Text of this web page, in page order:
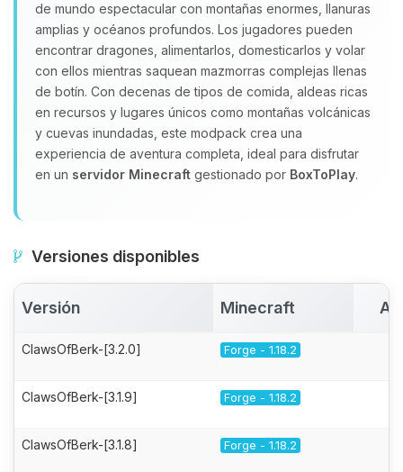
de mundo espectacular con montañas enormes, llanuras
amplias y océanos profundos. Los jugadores pueden
encontrar dragones, alimentarlos, domesticarlos y volar
con ellos mientras saquean mazmorras complejas llenas
de botín. Con decenas de tipos de comida, aldeas ricas
en recursos y lugares únicos como montañas volcánicas
y cuevas inundadas, este modpack crea una
experiencia de aventura completa, ideal para disfrutar
en un servidor Minecraft gestionado por BoxToPlay.
Versiones disponibles
Versión Minecraft
ClawsOfBerk-[3.2.0] Forge - 1.18.2
ClawsOfBerk-[3.1.9] Forge - 1.18.2
ClawsOfBerk-[3.1.8] Forge - 1.18.2